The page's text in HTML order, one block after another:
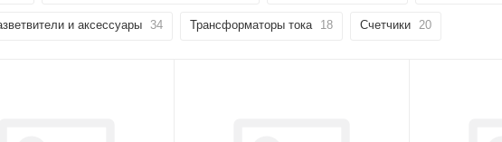
и аксессуары 34 Трансформаторы тока 18 Счетчики 20